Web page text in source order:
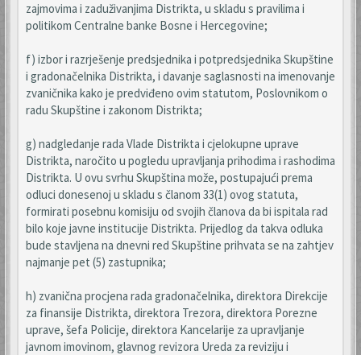
zajmovima i zaduživanjima Distrikta, u skladu s pravilima i
politikom Centralne banke Bosne i Hercegovine;
f) izbor i razrješenje predsjednika i potpredsjednika Skupštine
i gradonačelnika Distrikta, i davanje saglasnosti na imenovanje
zvaničnika kako je predviđeno ovim statutom, Poslovnikom o
radu Skupštine i zakonom Distrikta;
g) nadgledanje rada Vlade Distrikta i cjelokupne uprave
Distrikta, naročito u pogledu upravljanja prihodima i rashodima
Distrikta. U ovu svrhu Skupština može, postupajući prema
odluci donesenoj u skladu s članom 33(1) ovog statuta,
formirati posebnu komisiju od svojih članova da bi ispitala rad
bilo koje javne institucije Distrikta. Prijedlog da takva odluka
bude stavljena na dnevni red Skupštine prihvata se na zahtjev
najmanje pet (5) zastupnika;
h) zvanična procjena rada gradonačelnika, direktora Direkcije
za finansije Distrikta, direktora Trezora, direktora Porezne
uprave, šefa Policije, direktora Kancelarije za upravljanje
javnom imovinom, glavnog revizora Ureda za reviziju i